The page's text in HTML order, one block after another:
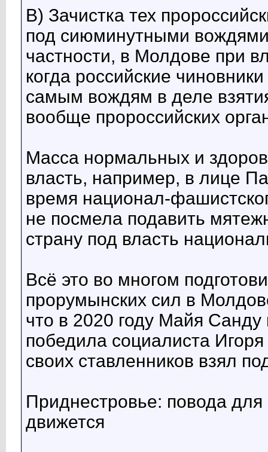
В) Зачистка тех
под сиюминутными вождями
частности, в Молдове при
когда российские
самым вождям в деле
вообще пророссийских
Масса нормальных и
власть, например, в лице
время национал-
не посмела подавить
страну под власть
Всё это во многом
прорумынских сил в
что в 2020 году Майя
победила социалиста
своих ставленников взял
Приднестровье: повода
движется